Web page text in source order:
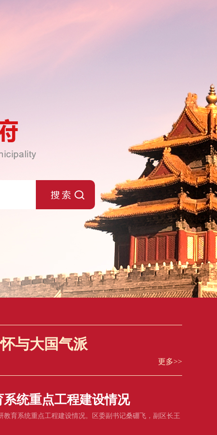
与大国气派
更多>>
统重点工程建设情况
教育系统重点工程建设情况。区委副书记桑硼飞，副区长王